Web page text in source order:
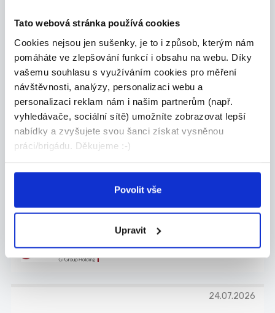
Tato webová stránka používá cookies
Cookies nejsou jen sušenky, je to i způsob, kterým nám
pomáháte ve zlepšování funkcí i obsahu na webu. Díky
vašemu souhlasu s využíváním cookies pro měření
návštěvnosti, analýzy, personalizaci webu a
personalizaci reklam nám i našim partnerům (např.
vyhledávače, sociální sítě) umožníte zobrazovat lepší
nabídky a zvyšujete svou šanci získat vysněnou
práci/brigádu. Děkujeme :-)
Povolit vše
Upravit
P...
Celá ČR
Grafton Recruitment s.r.o.
24.07.2026
směn
Máš technické myšlení, baví tě stroje a chceš pr...
Celá ČR
Grafton Recruitment s.r.o.
24.07.2026